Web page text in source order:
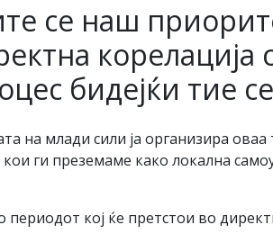
се наш
корелација
бидејќи тие
на млади сили ја организира
ги преземаме како локална
кој ќе претстои во